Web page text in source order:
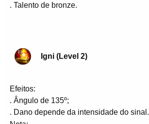
. Talento de bronze.
Igni (Level 2)
Efeitos:
. Ângulo de 135º;
. Dano depende da intensidade do sinal.